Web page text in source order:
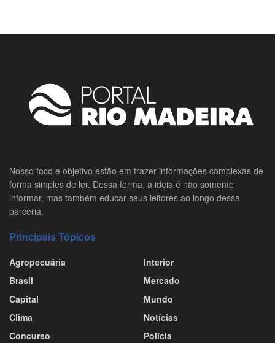
Nosso foco e objetivo estão em trazer informações complexas de
forma simples de ler. Dessa forma, a ideia é não somente
informar, mas também educar seus leitores ao longo dessa
parceria.
Principais Tópicos
Agropecuária
Brasil
Capital
Clima
Concurso
Interior
Mercado
Mundo
Notícias
Polícia